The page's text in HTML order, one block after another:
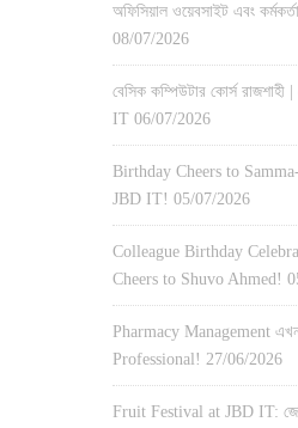
অফিসিয়াল ওয়েবসাইট এবং
08/07/2026
বেসিক কম্পিউটার কোর্স রাজশাহী
IT 06/07/2026
Birthday Cheers to
JBD IT! 05/07/2026
Colleague Birthday
Cheers to Shuvo Ahmed!
Pharmacy Management
Professional! 27/06/2026
Fruit Festival at JBD IT: